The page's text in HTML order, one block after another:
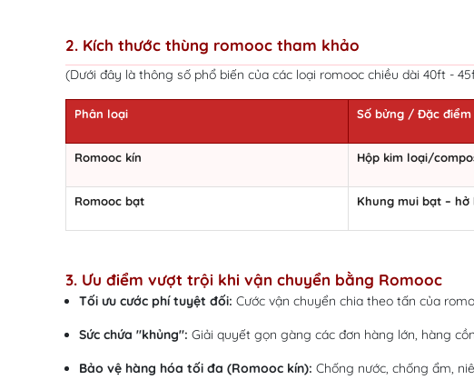
2. Kích thước thùng romooc tham khảo
(Dưới đây là thông số phổ biến của các loại romooc chiều dài 40ft -
Phân loại Số bửng / Đặc điểm
Romooc kín Hộp kim loại/
Romooc bạt Khung mui bạt –
3. Ưu điểm vượt trội khi vận chuyển bằng Romooc
Tối ưu cước phí tuyệt đối: Cước vận chuyển chia theo tấn của
Sức chứa "khủng": Giải quyết gọn gàng các đơn hàng lớn, hàng
Bảo vệ hàng hóa tối đa (Romooc kín): Chống nước, chống ẩm,